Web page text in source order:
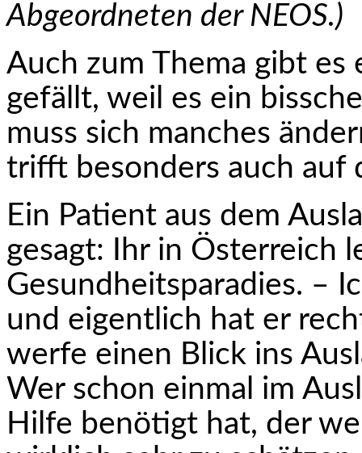
Abgeordneten der NEOS.)
Auch zum Thema gibt es
gefällt, weil es ein
muss sich manches
trifft besonders auch auf
Ein Patient aus dem
gesagt: Ihr in Österreich
Gesundheitsparadies. –
und eigentlich hat er
werfe einen Blick ins
Wer schon einmal im
Hilfe benötigt hat, der